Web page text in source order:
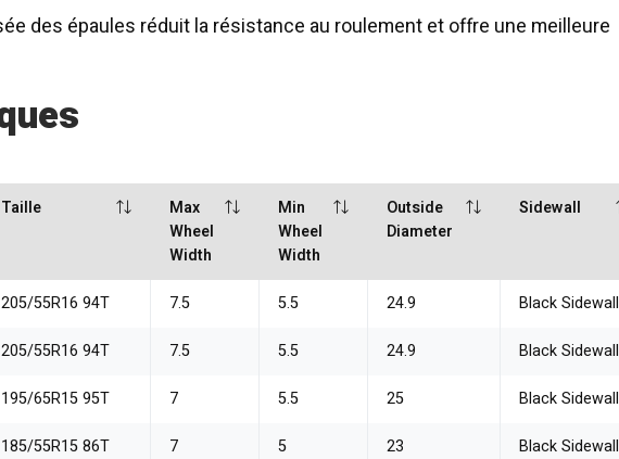
des épaules réduit la résistance au roulement et offre une meilleure
Taille
Max
Wheel
Width
Min
Wheel
Width
Outside
Diameter
Sidewall
205/55R16 94T 7.5 5.5 24.9 Black Sidewall
205/55R16 94T 7.5 5.5 24.9 Black Sidewall
195/65R15 95T 7 5.5 25 Black Sidewall
185/55R15 86T 7 5 23 Black Sidewall